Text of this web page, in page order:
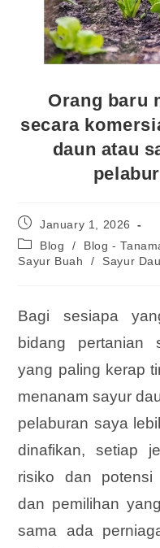
Orang baru
secara
daun atau
January 1, 2026
Blog
/ Blog -
Sayur Buah
/ Sayur
Bagi sesiapa
bidang pertanian
yang paling kerap
menanam sayur
pelaburan saya
dinafikan, setiap
risiko dan potensi
dan pemilihan
sama ada